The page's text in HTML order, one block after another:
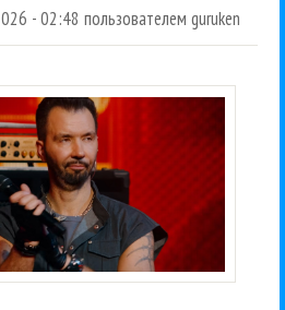
- 02:48 пользователем guruken